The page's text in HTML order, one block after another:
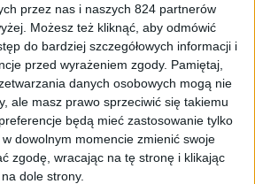
przez nas i naszych 824 partnerów
Możesz też kliknąć, aby odmówić
do bardziej szczegółowych informacji i
przed wyrażeniem zgody. Pamiętaj,
danych osobowych mogą nie
ale masz prawo sprzeciwić się takiemu
będą mieć zastosowanie tylko
dowolnym momencie zmienić swoje
zgodę, wracając na tę stronę i klikając
dole strony.
– Mi Band 3 ma standardowo
ale wystarczy zainstalować
aplikacji Mi Fit, żeby był polski.